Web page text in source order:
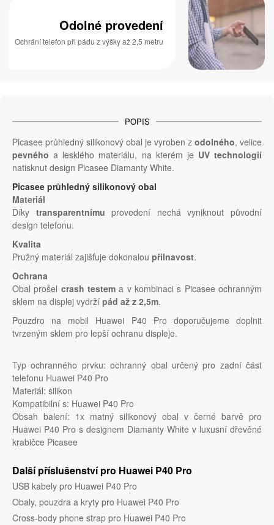
Odolné provedení
Ochrání telefon při pádu z výšky až 2,5 metru
POPIS
Picasee průhledný silikonový obal je vyroben z odolného, velice
pevného a lesklého materiálu, na kterém je UV technologií
natisknut design Picasee Diamanty White.
Picasee průhledný silikonový obal
Materiál
Díky transparentnímu provedení nechá vyniknout původní
design telefonu.
Kvalita
Pružný materiál zajišťuje dokonalou přilnavost.
Ochrana
Obal prošel crash testem a v kombinaci s Picasee ochranným
sklem na displej vydrží pád až z 2,5m.
Pouzdro na mobil Huawei P40 Pro doporučujeme doplnit
tvrzeným sklem pro lepší ochranu displeje.
Typ ochranného prvku: ochranný obal určený pro zadní část
telefonu Huawei P40 Pro
Materiál: silikon
Kompatibilní s: Huawei P40 Pro
Obsah balení: 1x matný silikonový obal v černé barvě pro
Huawei P40 Pro s designem Diamanty White v luxusní dřevěné
krabičce Picasee
Další příslušenství pro Huawei P40 Pro
USB kabely pro Huawei P40 Pro
Obaly, pouzdra a kryty pro Huawei P40 Pro
Cross-body phone strap pro Huawei P40 Pro